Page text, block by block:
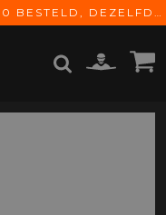
OP ONZE WERKDAGEN VOOR 15:00 BESTELD, DEZELFDE DAG VERZONDEN! GRATIS VERZENDING VANAF € 65,-